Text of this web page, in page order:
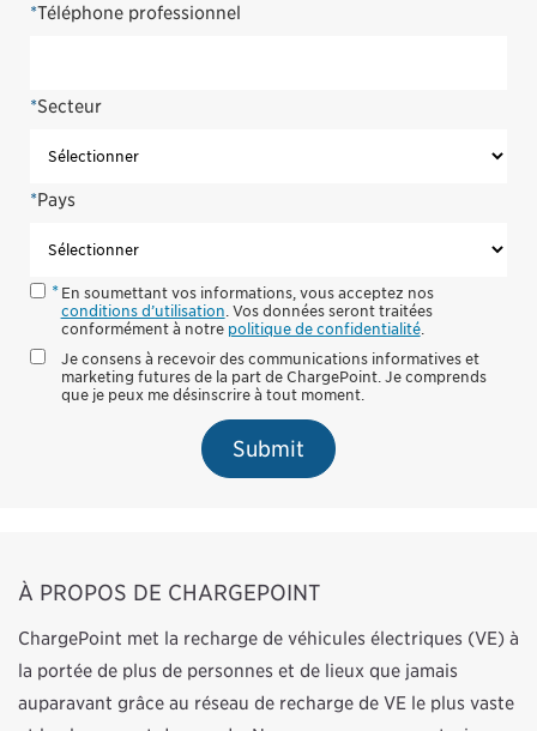
*Téléphone professionnel
*Secteur
*Pays
En soumettant vos informations, vous acceptez nos
conditions d’utilisation. Vos données seront traitées
conformément à notre politique de confidentialité.
Je consens à recevoir des communications informatives et
marketing futures de la part de ChargePoint. Je comprends
que je peux me désinscrire à tout moment.
Submit
À PROPOS DE CHARGEPOINT
ChargePoint met la recharge de véhicules électriques (VE) à
la portée de plus de personnes et de lieux que jamais
auparavant grâce au réseau de recharge de VE le plus vaste